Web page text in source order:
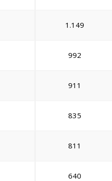
1.149
992
911
835
811
640